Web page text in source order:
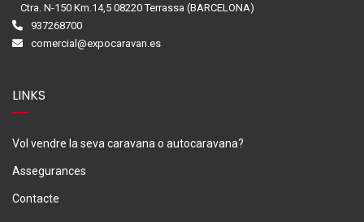
Ctra. N-150 Km.14,5 08220 Terrassa (BARCELONA)
937268700
comercial@expocaravan.es
LINKS
Vol vendre la seva caravana o autocaravana?
Assegurances
Contacte